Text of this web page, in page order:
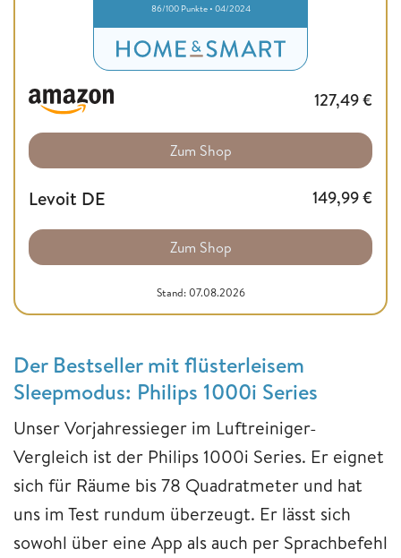
86/100 Punkte • 04/2024
127,49€
Zum Shop
Levoit DE 149,99€
Zum Shop
Stand: 07.08.2026
Der Bestseller mit flüsterleisem
Sleepmodus: Philips 1000i Series
Unser Vorjahressieger im Luftreiniger-
Vergleich ist der Philips 1000i Series. Er eignet
sich für Räume bis 78 Quadratmeter und hat
uns im Test rundum überzeugt. Er lässt sich
sowohl über eine App als auch per Sprachbefehl